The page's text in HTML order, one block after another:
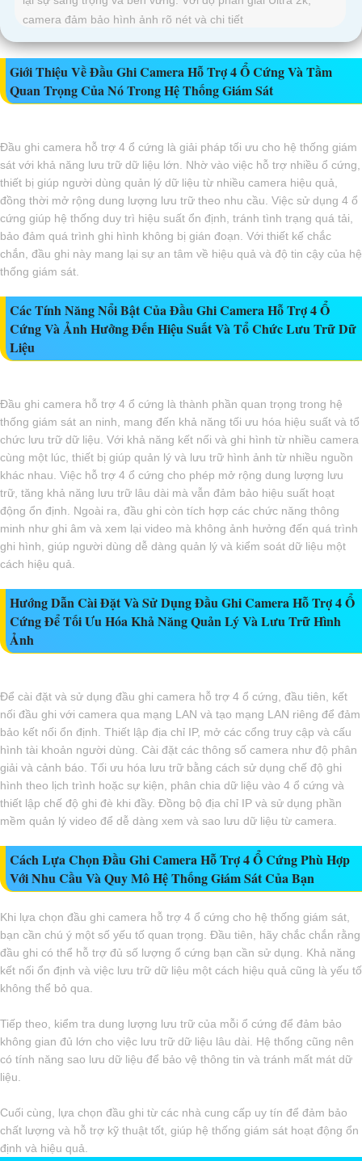
camera đảm bảo hình ảnh rõ nét và chi tiết
Giới Thiệu Về Đầu Ghi Camera Hỗ Trợ 4 Ổ Cứng Và Tầm
Quan Trọng Của Nó Trong Hệ Thống Giám Sát
Đầu ghi camera hỗ trợ 4 ổ cứng là giải pháp tối ưu cho hệ thống giám
sát với khả năng lưu trữ dữ liệu lớn. Nhờ vào việc hỗ trợ nhiều ổ cứng,
thiết bị giúp người dùng quản lý dữ liệu từ nhiều camera hiệu quả,
đồng thời mở rộng dung lượng lưu trữ theo nhu cầu. Việc sử dụng 4 ổ
cứng giúp hệ thống duy trì hiệu suất ổn định, tránh tình trạng quá tải,
bảo đảm quá trình ghi hình không bị gián đoạn. Với thiết kế chắc
chắn, đầu ghi này mang lại sự an tâm về hiệu quả và độ tin cậy của hệ
thống giám sát.
Các Tính Năng Nổi Bật Của Đầu Ghi Camera Hỗ Trợ 4 Ổ
Cứng Và Ảnh Hưởng Đến Hiệu Suất Và Tổ Chức Lưu Trữ Dữ
Liệu
Đầu ghi camera hỗ trợ 4 ổ cứng là thành phần quan trọng trong hệ
thống giám sát an ninh, mang đến khả năng tối ưu hóa hiệu suất và tổ
chức lưu trữ dữ liệu. Với khả năng kết nối và ghi hình từ nhiều camera
cùng một lúc, thiết bị giúp quản lý và lưu trữ hình ảnh từ nhiều nguồn
khác nhau. Việc hỗ trợ 4 ổ cứng cho phép mở rộng dung lượng lưu
trữ, tăng khả năng lưu trữ lâu dài mà vẫn đảm bảo hiệu suất hoạt
động ổn định. Ngoài ra, đầu ghi còn tích hợp các chức năng thông
minh như ghi âm và xem lại video mà không ảnh hưởng đến quá trình
ghi hình, giúp người dùng dễ dàng quản lý và kiểm soát dữ liệu một
cách hiệu quả.
Hướng Dẫn Cài Đặt Và Sử Dụng Đầu Ghi Camera Hỗ Trợ 4 Ổ
Cứng Để Tối Ưu Hóa Khả Năng Quản Lý Và Lưu Trữ Hình
Ảnh
Để cài đặt và sử dụng đầu ghi camera hỗ trợ 4 ổ cứng, đầu tiên, kết
nối đầu ghi với camera qua mạng LAN và tạo mạng LAN riêng để đảm
bảo kết nối ổn định. Thiết lập địa chỉ IP, mở các cổng truy cập và cấu
hình tài khoản người dùng. Cài đặt các thông số camera như độ phân
giải và cảnh báo. Tối ưu hóa lưu trữ bằng cách sử dụng chế độ ghi
hình theo lịch trình hoặc sự kiện, phân chia dữ liệu vào 4 ổ cứng và
thiết lập chế độ ghi đè khi đầy. Đồng bộ địa chỉ IP và sử dụng phần
mềm quản lý video để dễ dàng xem và sao lưu dữ liệu từ camera.
Cách Lựa Chọn Đầu Ghi Camera Hỗ Trợ 4 Ổ Cứng Phù Hợp
Với Nhu Cầu Và Quy Mô Hệ Thống Giám Sát Của Bạn
Khi lựa chọn đầu ghi camera hỗ trợ 4 ổ cứng cho hệ thống giám sát,
bạn cần chú ý một số yếu tố quan trọng. Đầu tiên, hãy chắc chắn rằng
đầu ghi có thể hỗ trợ đủ số lượng ổ cứng bạn cần sử dụng. Khả năng
kết nối ổn định và việc lưu trữ dữ liệu một cách hiệu quả cũng là yếu tố
không thể bỏ qua.
Tiếp theo, kiểm tra dung lượng lưu trữ của mỗi ổ cứng để đảm bảo
không gian đủ lớn cho việc lưu trữ dữ liệu lâu dài. Hệ thống cũng nên
có tính năng sao lưu dữ liệu để bảo vệ thông tin và tránh mất mát dữ
liệu.
Cuối cùng, lựa chọn đầu ghi từ các nhà cung cấp uy tín để đảm bảo
chất lượng và hỗ trợ kỹ thuật tốt, giúp hệ thống giám sát hoạt động ổn
định và hiệu quả.